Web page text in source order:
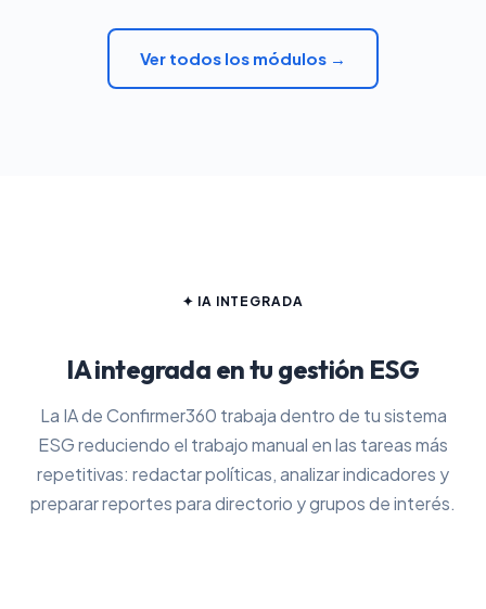
Ver todos los módulos →
✦ IA INTEGRADA
IA integrada en tu gestión ESG
La IA de Confirmer360 trabaja dentro de tu sistema
ESG reduciendo el trabajo manual en las tareas más
repetitivas: redactar políticas, analizar indicadores y
preparar reportes para directorio y grupos de interés.